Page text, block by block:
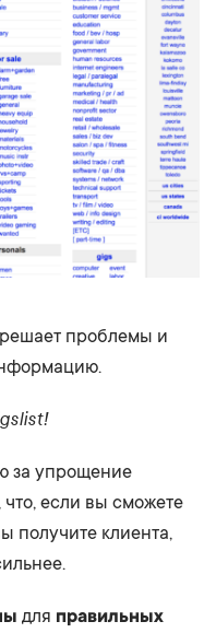
проблемы и
за упрощение
если вы сможете
получите клиента,
для правильных